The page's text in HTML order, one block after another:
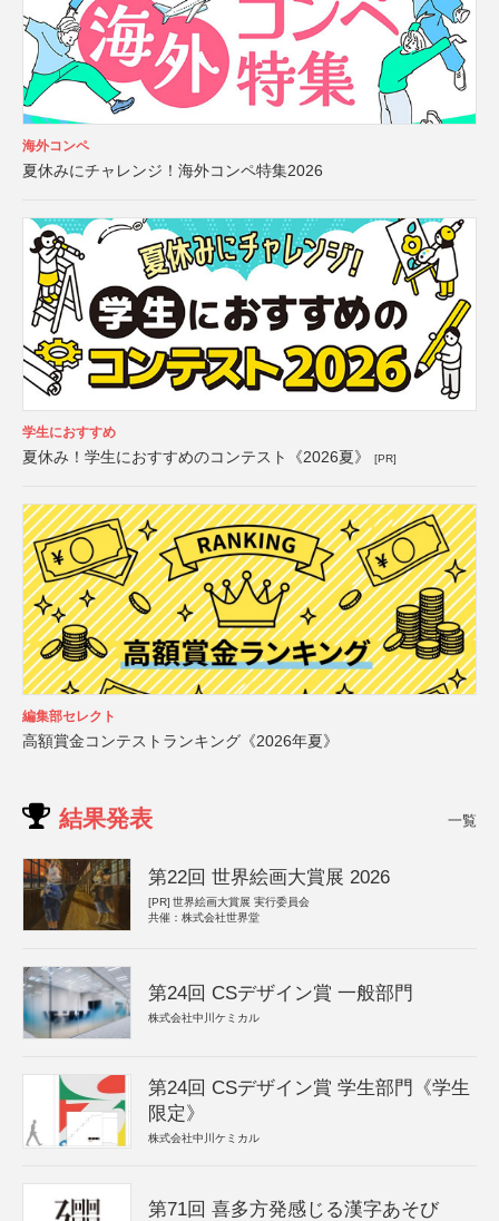
海外コンペ
夏休みにチャレンジ！海外コンペ特集2026
学生におすすめ
夏休み！学生におすすめのコンテスト《2026夏》 [PR]
編集部セレクト
高額賞金コンテストランキング《2026年夏》
結果発表 一覧
第22回 世界絵画大賞展 2026
[PR] 世界絵画大賞展 実行委員会
共催：株式会社世界堂
第24回 CSデザイン賞 一般部門
株式会社中川ケミカル
第24回 CSデザイン賞 学生部門《学生
限定》
株式会社中川ケミカル
第71回 喜多方発感じる漢字あそび